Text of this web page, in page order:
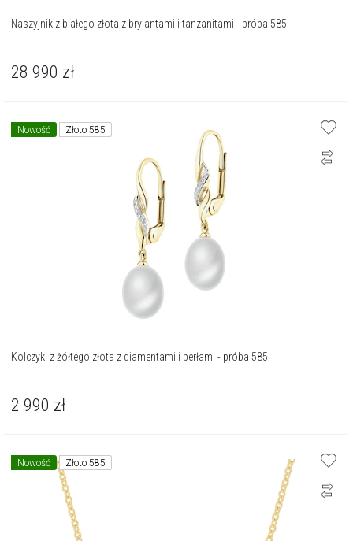
Naszyjnik z białego złota z brylantami i tanzanitami - próba 585
28 990 zł
Nowość Złoto 585
Kolczyki z żółtego złota z diamentami i perłami - próba 585
2 990 zł
Nowość Złoto 585